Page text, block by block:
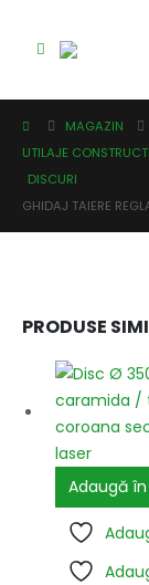
MAGAZIN
UTILAJE
DISCURI
GHIDAJ TAIERE
PRODUSE
Adaugă